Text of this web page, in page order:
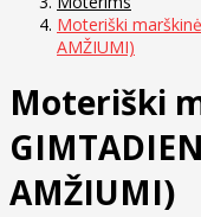
Moteriški
AMŽIUMI)
Moteriški
AMŽIUMI)